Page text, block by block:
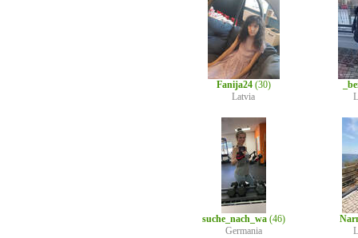
Fanija24 (30)
Latvia
suche_nach_wa (46)
Germania